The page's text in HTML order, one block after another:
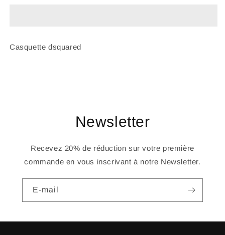
Casquette dsquared
Newsletter
Recevez 20% de réduction sur votre première
commande en vous inscrivant à notre Newsletter.
E-mail